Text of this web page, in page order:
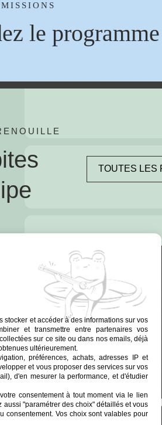
le
TOUTES LES
de
La radio
Ré-écouter
Actualités
Programmation
Grenouille Euphonia
stocker et accéder à des informations sur vos
et transmettre entre partenaires vos
sur ce site ou dans nos emails, déjà
ultérieurement.
préférences, achats, adresses IP et
et vous proposer des services sur vos
d'en mesurer la performance, et d'étudier
consentement à tout moment via le lien
aussi "paramétrer des choix" détaillés et vous
consentement. Vos choix sont valables pour